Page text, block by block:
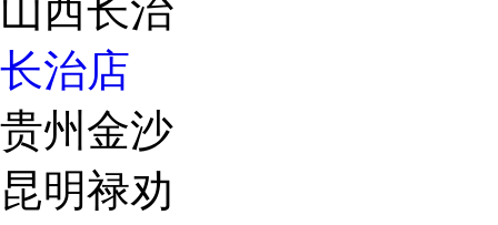
山西长治
长治店
贵州金沙
昆明禄劝